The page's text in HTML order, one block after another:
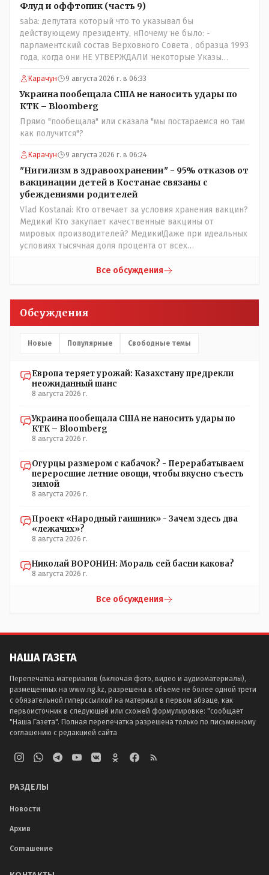
Флуд и оффтопик (часть 9)
saba: депутата который что то указывал бы
действующему президенту, нПочему не было: -
парламентский состав Верховного Совета , образца 1993
года, когда они НЕ УТВЕРЖДАЛИ некоторые Указы
Назарбаева, особенно в части выборов и перевыборов и
некоторых вопросах внутренней политики, и тогда
Назарбай волевым Указом РАСПУСТИЛ этот бунтарский
состав. Имя - Серикболсын Абдильдин вам знакомо -
юывший секретарь ЦК КП Казахстана , впоследствии -
депутат Верховного Совета и Мажлиса и Председатель
партии коммунстов- он в то время и после и причём
НЕОДНОКРАТНО, указывал и многократно на недостатки
Назарбая и предлагал ему самому ДОБРОВОЛЬНО уйти с
поста Президента.
Карачун 9 августа 2026 г. в 06:33
Украина пообещала США не наносить удары по
КТК – Bloomberg
Прямо "пообещала" или сказала "мы постараемся но там
как получится"?
Карачун 9 августа 2026 г. в 06:24
"Нигилизм в здравоохранении" - 95% отказов от
вакцинации детей в Костанае связаны с
убеждениями родителей
Vlad Kostanai: Кто отвечает за условия хранения вакцин?
Медики! Кто закупает качественные вакцины от
мировых производителей? Медики!Даже при идеальных
условиях тысячная доля процента от всех
прививки. Бумага нужна как защита от дол.....бов не
люди и отказываются и я в том числе своих не
прививал.Лично я вам и тем другим людям благодарен.
частотности появления в популяции соответствующих
естественный отбор.
Все обсуждения
Обсуждения
Новые Популярные Свободные темы
Европа теряет урожай: Казахстану предрекли
неожиданный шанс
8 августа 2026 г.
Украина пообещала США не наносить удары по
КТК – Bloomberg
8 августа 2026 г.
Огурцы размером с кабачок? - Перерабатываем
переросшие летние овощи, чтобы вкусно съесть
зимой
8 августа 2026 г.
Проект «Народный гаишник» - Зачем здесь два
«лежачих»?
8 августа 2026 г.
Николай ВОРОНИН: Мораль сей басни какова?
8 августа 2026 г.
Все обсуждения
НАША ГАЗЕТА
Перепечатка материалов (включая фото, видео и аудиоматериалы),
размещенных на www.ng.kz, разрешена в объеме не более одной трети
с обязательной гиперссылкой на материал в первом абзаце, как
первоисточник в следующей или схожей формулировке: "сообщает
"Наша Газета". Полная перепечатка разрешена только по письменному
соглашению с редакцией сайта
РАЗДЕЛЫ
Новости
Архив
Соглашение